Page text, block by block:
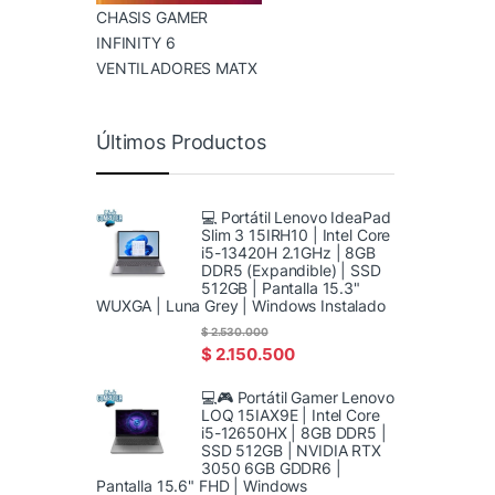
CHASIS GAMER
INFINITY 6
VENTILADORES MATX
Últimos Productos
💻 Portátil Lenovo IdeaPad
Slim 3 15IRH10 | Intel Core
i5-13420H 2.1GHz | 8GB
DDR5 (Expandible) | SSD
512GB | Pantalla 15.3"
WUXGA | Luna Grey | Windows Instalado
$2.150.500
$2.530.000
💻🎮 Portátil Gamer Lenovo
LOQ 15IAX9E | Intel Core
i5-12650HX | 8GB DDR5 |
SSD 512GB | NVIDIA RTX
3050 6GB GDDR6 |
Pantalla 15.6" FHD | Windows